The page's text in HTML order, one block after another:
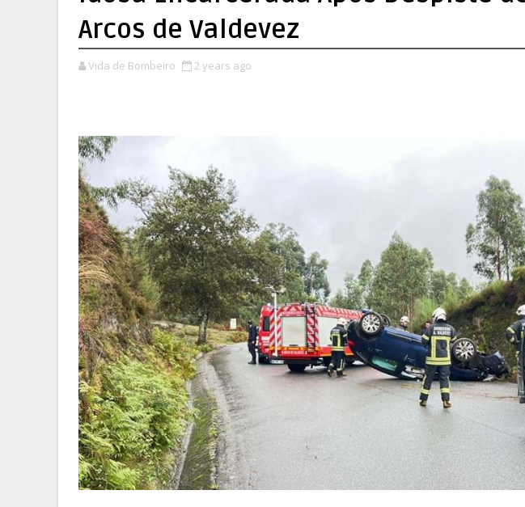
Arcos de Valdevez
Vida de Bombeiro 2 years ago